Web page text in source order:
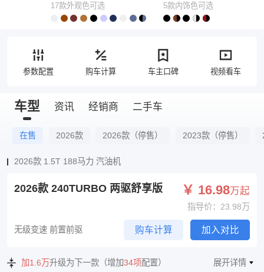
17款外观色可选 5款内饰色可选
参数配置 购车计算 车主口碑 视频看车
车型 资讯 经销商 二手车
在售 2026款 2026款（停售） 2023款（停售）
2026款 1.5T 188马力 汽油机
2026款 240TURBO 两驱舒享版 ￥ 16.98万起
指导价：23.98万
无级变速 前置前驱 购车计算 加入对比
加1.6万升级为下一款（增加34项配置） 展开详情